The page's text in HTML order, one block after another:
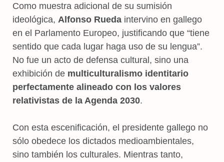
Como muestra adicional de su sumisión
ideológica, Alfonso Rueda intervino en gallego
en el Parlamento Europeo, justificando que “tiene
sentido que cada lugar haga uso de su lengua”.
No fue un acto de defensa cultural, sino una
exhibición de multiculturalismo identitario
perfectamente alineado con los valores
relativistas de la Agenda 2030.
Con esta escenificación, el presidente gallego no
sólo obedece los dictados medioambientales,
sino también los culturales. Mientras tanto,